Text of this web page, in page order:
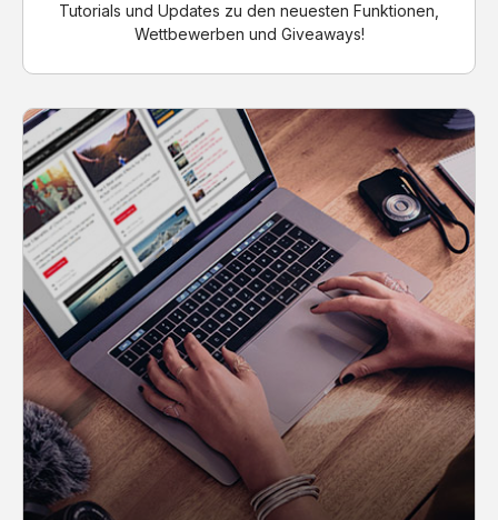
Tutorials und Updates zu den neuesten Funktionen,
Wettbewerben und Giveaways!